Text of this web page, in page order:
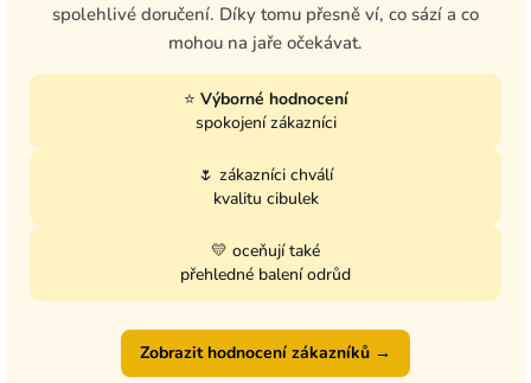
spolehlivé doručení. Díky tomu přesně ví, co sází a co
mohou na jaře očekávat.
⭐ Výborné hodnocení
spokojení zákazníci
🌷 zákazníci chválí
kvalitu cibulek
💛 oceňují také
přehledné balení odrůd
Zobrazit hodnocení zákazníků →